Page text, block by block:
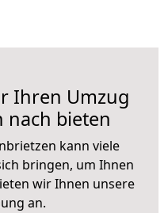
Ihren Umzug
nach bieten
kann viele
bringen, um Ihnen
wir Ihnen unsere
an.